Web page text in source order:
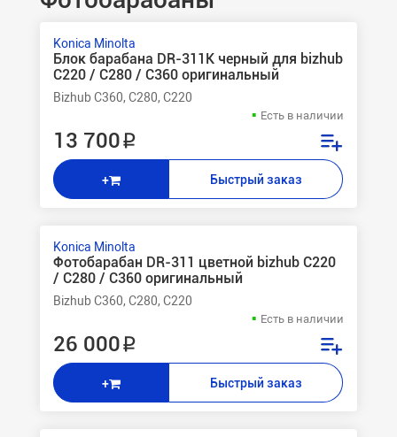
Konica Minolta
Блок барабана DR-311K черный для bizhub
C220 / C280 / C360 оригинальный
Bizhub C360, C280, C220
Есть в наличии
13 700 ₽
+ Быстрый заказ
Konica Minolta
Фотобарабан DR-311 цветной bizhub C220
/ C280 / C360 оригинальный
Bizhub C360, C280, C220
Есть в наличии
26 000 ₽
+ Быстрый заказ